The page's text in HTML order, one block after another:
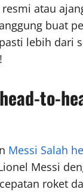
atau
buat
lebih dari
to-
Messi Salah
Messi
roket